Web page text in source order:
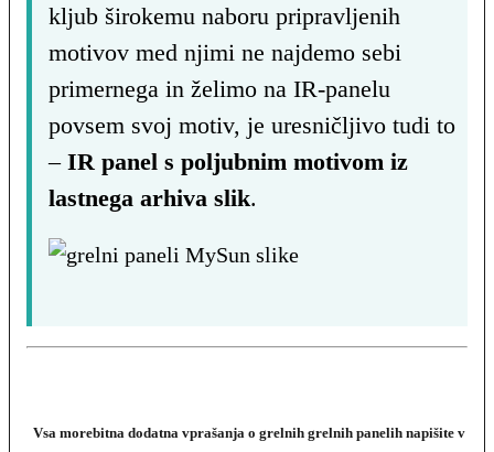
kljub širokemu naboru pripravljenih
motivov med njimi ne najdemo sebi
primernega in želimo na IR-panelu
povsem svoj motiv, je uresničljivo tudi to
– IR panel s poljubnim motivom iz
lastnega arhiva slik.
Vsa morebitna dodatna vprašanja o grelnih grelnih panelih napišite v